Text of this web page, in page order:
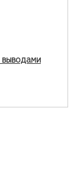
выводами